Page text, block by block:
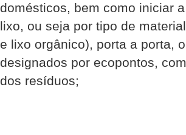
domésticos, bem como iniciar
lixo, ou seja por tipo de
e lixo orgânico), porta a porta,
designados por ecopontos,
dos resíduos;